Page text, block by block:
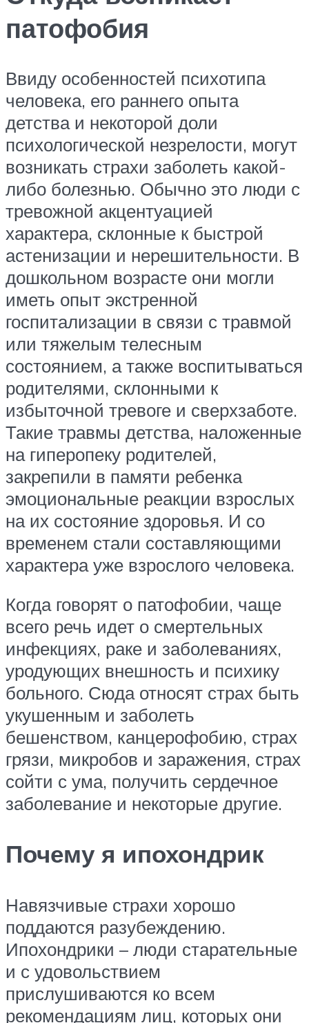
патофобия
Ввиду особенностей психотипа
человека, его раннего опыта
детства и некоторой доли
психологической незрелости, могут
возникать страхи заболеть какой-
либо болезнью. Обычно это люди с
тревожной акцентуацией
характера, склонные к быстрой
астенизации и нерешительности. В
дошкольном возрасте они могли
иметь опыт экстренной
госпитализации в связи с травмой
или тяжелым телесным
состоянием, а также воспитываться
родителями, склонными к
избыточной тревоге и сверхзаботе.
Такие травмы детства, наложенные
на гиперопеку родителей,
закрепили в памяти ребенка
эмоциональные реакции взрослых
на их состояние здоровья. И со
временем стали составляющими
характера уже взрослого человека.
Когда говорят о патофобии, чаще
всего речь идет о смертельных
инфекциях, раке и заболеваниях,
уродующих внешность и психику
больного. Сюда относят страх быть
укушенным и заболеть
бешенством, канцерофобию, страх
грязи, микробов и заражения, страх
сойти с ума, получить сердечное
заболевание и некоторые другие.
Почему я ипохондрик
Навязчивые страхи хорошо
поддаются разубеждению.
Ипохондрики – люди старательные
и с удовольствием
прислушиваются ко всем
рекомендациям лиц, которых они